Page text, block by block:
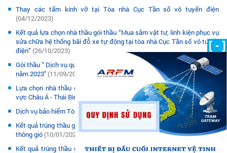
Thay các tấm kính vỡ tại Tòa nhà Cục Tần số vô tuyến điện
(04/12/2023)
Kết quả lựa chọn nhà thầu gói thầu “Mua sắm vật tư, linh kiện phục vụ
sửa chữa hệ thống bãi đỗ xe tự động tại tòa nhà Cục Tần số vô tuyến
điện” (26/10/2023)
Gói thầu " Dịch vụ quản lý vận hành Tòa nhà Cục Tần số vô tuyến điện
năm 2023" (11/09/2023)
Lựa chọn nhà thầu gói thầu: "Dịch vụ tổ chức Hội nghị vô tuyến khu
vực Châu Á - Thái Bình Dương lần thứ 31 (AWG-31)(27/03/2023)
Dịch vụ bảo hiểm Tòa nhà Cục tần số vô tuyến điện(19/01/2023)
Kết quả trúng thầu gói thầu bảo dưỡng hệ thống điều hòa không khí và
thông gió (10/01/2023)
Kết quả trúng thầu gói thầu “Máy chiếu chuyên dụng cho phòng họp
[ - ]